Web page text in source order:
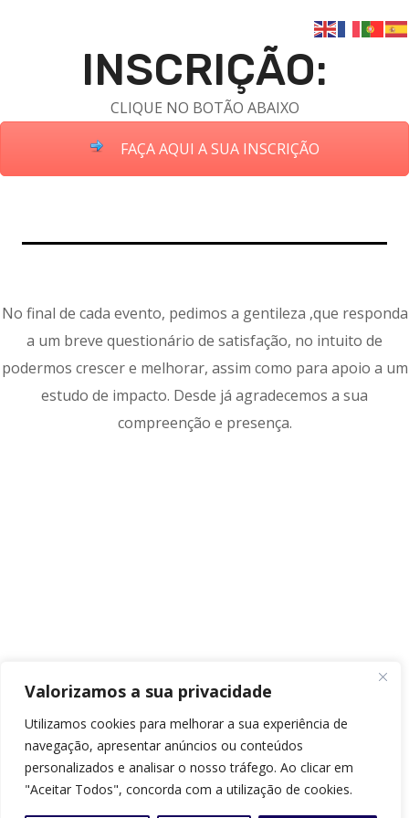
Valorizamos a sua privacidade
Utilizamos cookies para melhorar a sua experiência de
navegação, apresentar anúncios ou conteúdos
personalizados e analisar o nosso tráfego. Ao clicar em
"Aceitar Todos", concorda com a utilização de cookies.
INSCRIÇÃO:
CLIQUE NO BOTÃO ABAIXO
FAÇA AQUI A SUA INSCRIÇÃO
No final de cada evento, pedimos a gentileza ,que responda
a um breve questionário de satisfação, no intuito de
podermos crescer e melhorar, assim como para apoio a um
estudo de impacto. Desde já agradecemos a sua
compreenção e presença.